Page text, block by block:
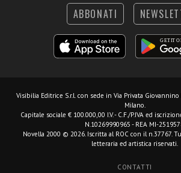
ABBONATI
Visibilia Editrice S.r.l. con sede in Via Privata
Milano.
Capitale sociale € 100.000,00 I.V. - C.F./P.IVA ed
N.10269990965 - REA MI-
Novella 2000 © 2026. Iscritta al ROC con il n.37767.
letteraria ed artistica riservati.
CONTATTI